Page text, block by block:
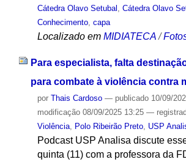
Cátedra Olavo Setubal , Cátedra Olavo
Conhecimento, capa
Localizado em MIDIATECA /
Para especialista, falta
para combate à violência contra
por Thais Cardoso — publicado10/09/
modificação08/09/2025 13:25 —
Violência, Polo Ribeirão Preto, USP
Podcast USP Analisa discute
quinta (11) com a professora da